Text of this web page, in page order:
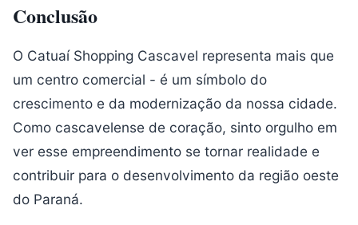
Conclusão
O Catuaí Shopping Cascavel representa mais que
um centro comercial - é um símbolo do
crescimento e da modernização da nossa cidade.
Como cascavelense de coração, sinto orgulho em
ver esse empreendimento se tornar realidade e
contribuir para o desenvolvimento da região oeste
do Paraná.